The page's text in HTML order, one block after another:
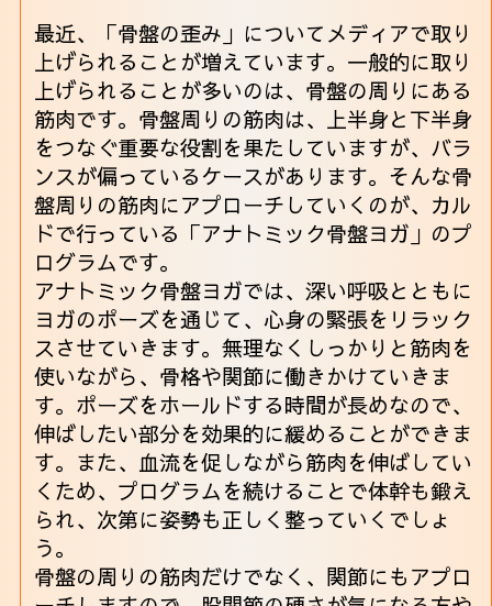
最近、「骨盤の歪み」についてメディアで取り
上げられることが増えています。一般的に取り
上げられることが多いのは、骨盤の周りにある
筋肉です。骨盤周りの筋肉は、上半身と下半身
をつなぐ重要な役割を果たしていますが、バラ
ンスが偏っているケースがあります。そんな骨
盤周りの筋肉にアプローチしていくのが、カル
ドで行っている「アナトミック骨盤ヨガ」のプ
ログラムです。
アナトミック骨盤ヨガでは、深い呼吸とともに
ヨガのポーズを通じて、心身の緊張をリラック
スさせていきます。無理なくしっかりと筋肉を
使いながら、骨格や関節に働きかけていきま
す。ポーズをホールドする時間が長めなので、
伸ばしたい部分を効果的に緩めることができま
す。また、血流を促しながら筋肉を伸ばしてい
くため、プログラムを続けることで体幹も鍛え
られ、次第に姿勢も正しく整っていくでしょ
う。
骨盤の周りの筋肉だけでなく、関節にもアプロ